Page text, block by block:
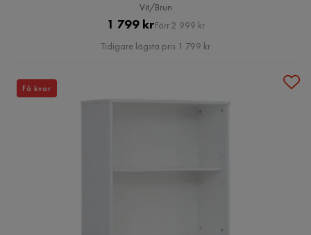
Vit/Brun
Pris
1 799 krOriginal
Pris
Förr 2 999 kr
Tidigare lägsta pris 1 799 kr
Få kvar